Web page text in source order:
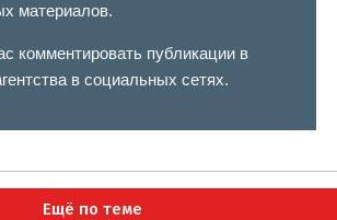
материалов.
комментировать публикации в
в социальных сетях.
Ещё по теме